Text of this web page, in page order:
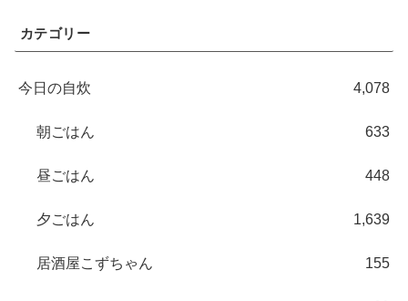
カテゴリー
今日の自炊 4,078
朝ごはん 633
昼ごはん 448
夕ごはん 1,639
居酒屋こずちゃん 155